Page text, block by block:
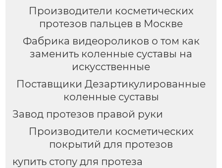
Производители косметических
протезов пальцев в Москве
Фабрика видеороликов о том как
заменить коленные суставы на
искусственные
Поставщики Дезартикулированные
коленные суставы
Завод протезов правой руки
Производители косметических
покрытий для протезов
купить стопу для протеза